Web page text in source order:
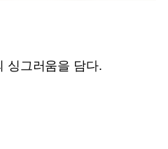
싱그러움을 담다.